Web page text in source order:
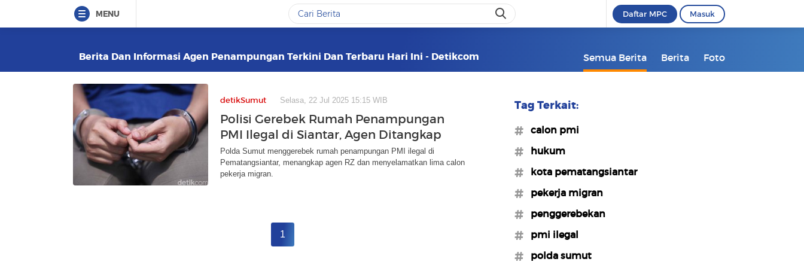
MENU Daftar MPC Masuk
Berita Dan Informasi Agen Penampungan Terkini Dan Terbaru Hari Ini - Detikcom Semua Berita Berita Foto
detikSumut Selasa, 22 Jul 2025 15:15 WIB
Polisi Gerebek Rumah Penampungan
PMI Ilegal di Siantar, Agen Ditangkap
Polda Sumut menggerebek rumah penampungan PMI ilegal di
Pematangsiantar, menangkap agen RZ dan menyelamatkan lima calon
pekerja migran.
1
Tag Terkait:
#calon pmi
#hukum
#kota pematangsiantar
#pekerja migran
#penggerebekan
#pmi ilegal
#polda sumut